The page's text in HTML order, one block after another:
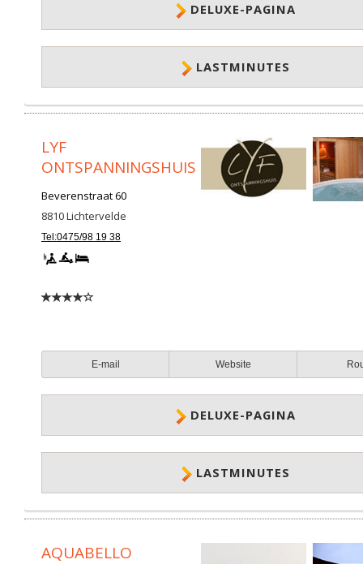
DELUXE-PAGINA
LASTMINUTES
LYF
ONTSPANNINGSHUIS
Beverenstraat 60
8810Lichtervelde
Tel:0475/98 19 38
E-mail Website
DELUXE-PAGINA
LASTMINUTES
AQUABELLO